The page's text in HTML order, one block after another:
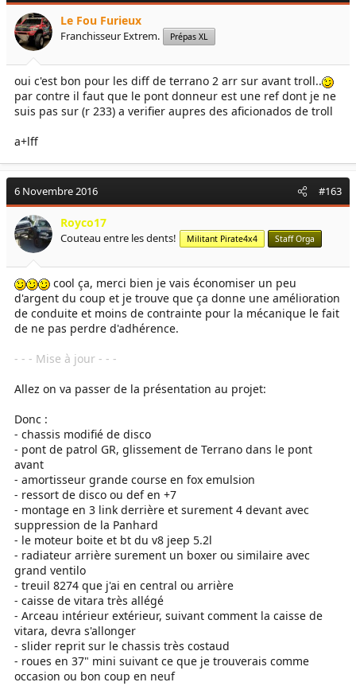
Le Fou Furieux
Franchisseur Extrem. Prépas XL
oui c'est bon pour les diff de terrano 2 arr sur avant troll..
par contre il faut que le pont donneur est une ref dont je ne
suis pas sur (r 233) a verifier aupres des aficionados de troll
a+lff
6 Novembre 2016 #163
Royco17
Couteau entre les dents! Militant Pirate4x4 Staff Orga
cool ça, merci bien je vais économiser un peu
d'argent du coup et je trouve que ça donne une amélioration
de conduite et moins de contrainte pour la mécanique le fait
de ne pas perdre d'adhérence.
- - - Mise à jour - - -
Allez on va passer de la présentation au projet:
Donc :
- chassis modifié de disco
- pont de patrol GR, glissement de Terrano dans le pont
avant
- amortisseur grande course en fox emulsion
- ressort de disco ou def en +7
- montage en 3 link derrière et surement 4 devant avec
suppression de la Panhard
- le moteur boite et bt du v8 jeep 5.2l
- radiateur arrière surement un boxer ou similaire avec
grand ventilo
- treuil 8274 que j'ai en central ou arrière
- caisse de vitara très allégé
- Arceau intérieur extérieur, suivant comment la caisse de
vitara, devra s'allonger
- slider reprit sur le chassis très costaud
- roues en 37" mini suivant ce que je trouverais comme
occasion ou bon coup en neuf